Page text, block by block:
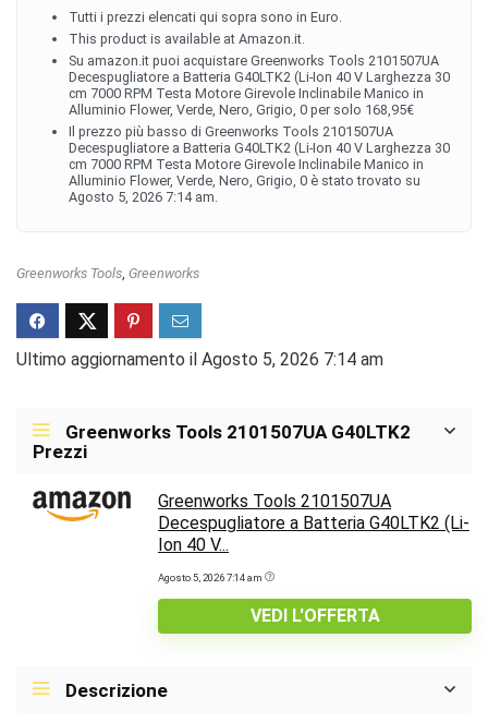
Tutti i prezzi elencati qui sopra sono in Euro.
This product is available at Amazon.it.
Su amazon.it puoi acquistare Greenworks Tools 2101507UA
Decespugliatore a Batteria G40LTK2 (Li-Ion 40 V Larghezza 30
cm 7000 RPM Testa Motore Girevole Inclinabile Manico in
Alluminio Flower, Verde, Nero, Grigio, 0 per solo 168,95€
Il prezzo più basso di Greenworks Tools 2101507UA
Decespugliatore a Batteria G40LTK2 (Li-Ion 40 V Larghezza 30
cm 7000 RPM Testa Motore Girevole Inclinabile Manico in
Alluminio Flower, Verde, Nero, Grigio, 0 è stato trovato su
Agosto 5, 2026 7:14 am.
Greenworks Tools, Greenworks
Ultimo aggiornamento il Agosto 5, 2026 7:14 am
Greenworks Tools 2101507UA G40LTK2
Prezzi
Greenworks Tools 2101507UA
Decespugliatore a Batteria G40LTK2 (Li-
Ion 40 V...
Agosto 5, 2026 7:14 am
VEDI L'OFFERTA
Descrizione